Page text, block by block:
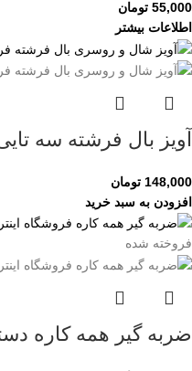
55,000 تومان
اطلاعات بیشتر
آویز بال فرشته سه
148,000 تومان
افزودن به سبد خرید
فروخته شده
ضربه گیر همه کاره